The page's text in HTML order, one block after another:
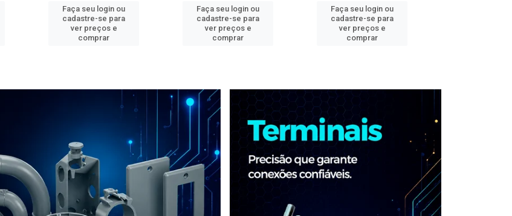
Faça seu login ou
cadastre-se para
ver preços e
comprar
Faça seu login ou
cadastre-se para
ver preços e
comprar
Faça seu login ou
cadastre-se para
ver preços e
comprar